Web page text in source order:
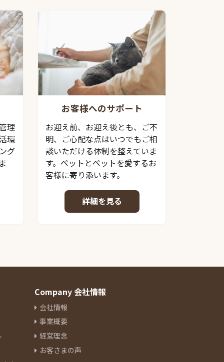
理
環
グ
お客様へのサポート
お迎え前、お迎え後とも、ご不
明、ご心配な点はいつでもご相
談いただける体制を整えていま
す。ペットとペットを愛するお
客様に寄り添います。
詳細を見る
Company 会社情報
会社情報
事業概要
経営理念
お客さまの声